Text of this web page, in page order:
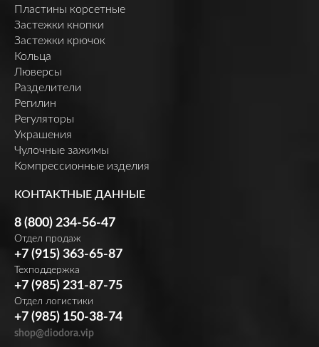
Пластины корсетные
Застежки кнопки
Застежки крючок
Кольца
Люверсы
Разделители
Регилин
Регуляторы
Украшения
Чулочные зажимы
Компрессионные изделия
КОНТАКТНЫЕ ДАННЫЕ
8 (800) 234-56-47
Отдел продаж
+7 (915) 363-65-87
Техподдержка
+7 (985) 231-87-75
Отдел логистики
+7 (985) 150-38-74
shop@diodora.vip